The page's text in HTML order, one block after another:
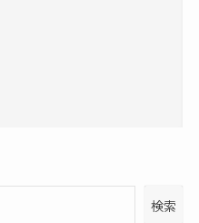
検索